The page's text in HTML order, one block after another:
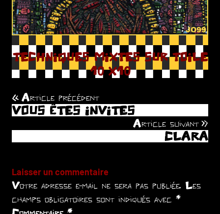
TECHNIQUES MIXTES SUR TOILE
10 X10
Navigation
de
l’article
Article précédent
VOUS ÊTES INVITES
Article suivant
CLARA
Laisser un commentaire
Votre adresse e-mail ne sera pas publiée. Les
champs obligatoires sont indiqués avec *